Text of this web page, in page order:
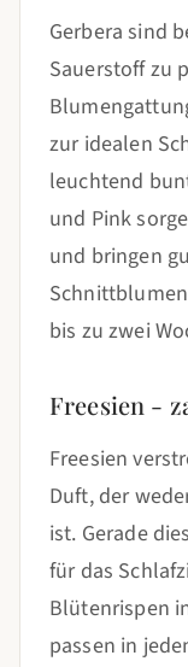
Gerbera sind
Sauerstoff zu
zur idealen
leuchtend
und Pink
und bringen
bis zu zwei
Freesien -
Freesien
Duft, der
ist. Gerade
für das
Blütenrispen
passen in